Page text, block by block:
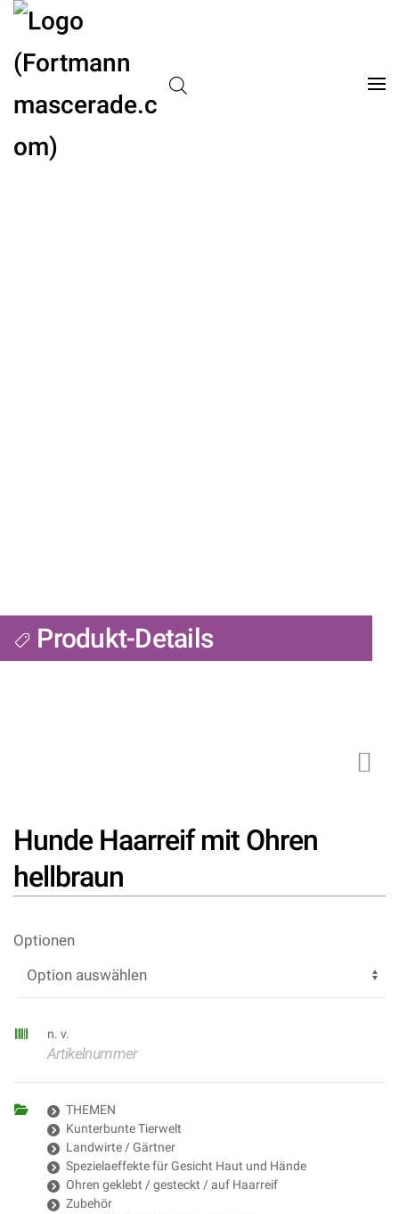
Produkt-Details
Hunde Haarreif mit Ohren
hellbraun
Optionen
n. v.
Artikelnummer
THEMEN
Kunterbunte Tierwelt
Landwirte / Gärtner
Spezielaeffekte für Gesicht Haut und Hände
Ohren geklebt / gesteckt / auf Haarreif
Zubehör